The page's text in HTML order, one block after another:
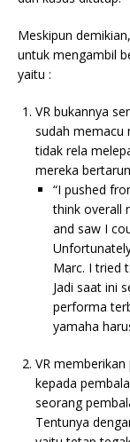
Meskipun
untuk mengambil
yaitu :
VR bukannya
sudah memacu
tidak rela
mereka
“I pushed
think overall
and saw I
Marc. I tried
Jadi saat ini
performa
yamaha
VR
kepada
seorang
Tentunya